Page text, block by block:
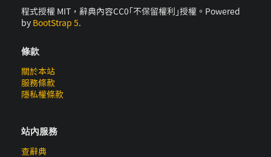
程式授權 MIT，辭典內容CC0｢不保留權利｣授權。Powered
by BootStrap 5.
條款
關於本站
服務條款
隱私權條款
站內服務
查辭典